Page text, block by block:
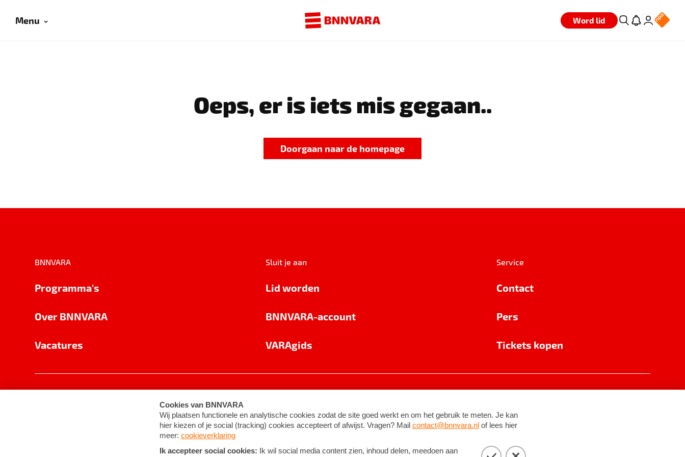
Menu Word lid
Oeps, er is iets mis gegaan..
Doorgaan naar de homepage
BNNVARA
Programma's
Over BNNVARA
Vacatures
Sluit je aan
Lid worden
BNNVARA-account
VARAgids
Service
Contact
Pers
Tickets kopen
Cookie-instellingen Algemene voorwaarden ©2026BNNVARA